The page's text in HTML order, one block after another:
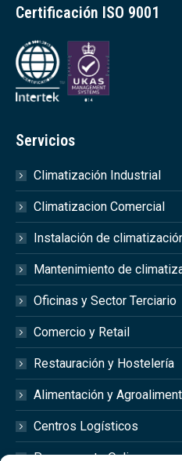
Certificación ISO 9001
Servicios
Climatización Industrial
Climatizacion Comercial
Instalación de
Mantenimiento de
Oficinas y Sector Terciario
Comercio y Retail
Restauración y Hostelería
Alimentación y
Centros Logísticos
Presupuesto Online